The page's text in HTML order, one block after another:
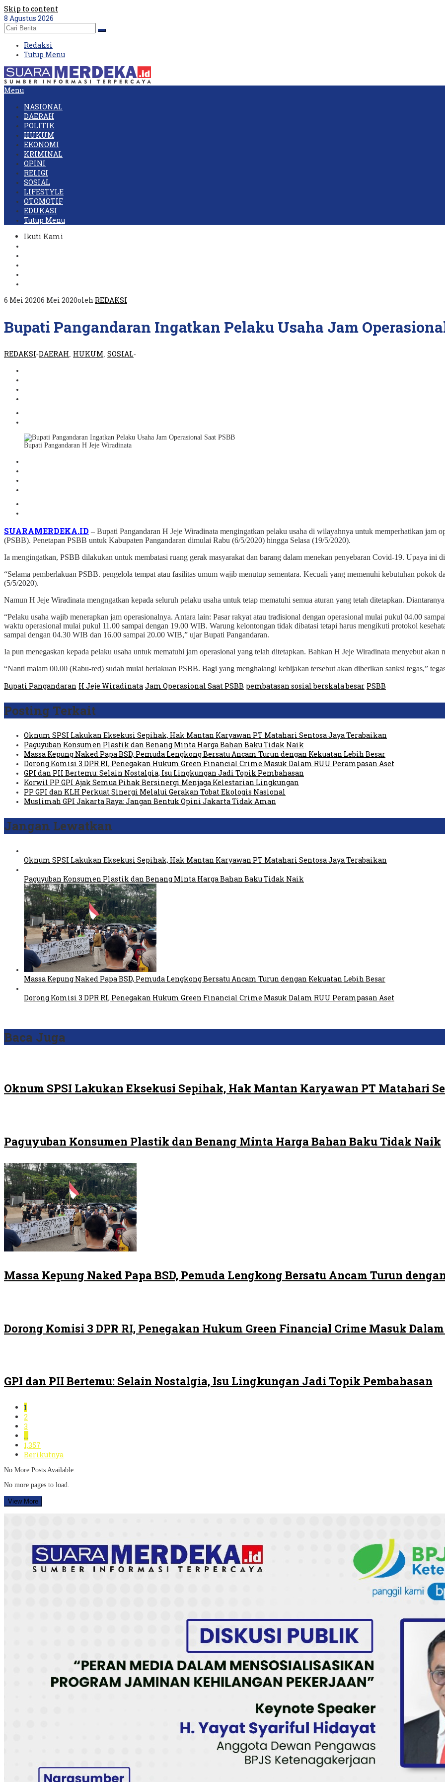
Skip to content
8 Agustus 2026
Redaksi
Tutup Menu
Menu
NASIONAL
DAERAH
POLITIK
HUKUM
EKONOMI
KRIMINAL
OPINI
RELIGI
SOSIAL
LIFESTYLE
OTOMOTIF
EDUKASI
Tutup Menu
Ikuti Kami
6 Mei 20206 Mei 2020oleh REDAKSI
Bupati Pangandaran Ingatkan Pelaku Usaha Jam
REDAKSI-DAERAH HUKUM SOSIAL-
Bupati Pangandaran H Jeje Wiradinata
SUARAMERDEKA.ID – Bupati Pangandaran H Jeje Wiradinata mengingatkan pelaku usaha di wilayahnya untuk memperhatikan jam
(PSBB). Penetapan PSBB untuk Kabupaten Pangandaran dimulai Rabu (6/5/2020) hingga Selasa (19/5/2020).
Ia mengingatkan, PSBB dilakukan untuk membatasi ruang gerak masyarakat dan barang dalam menekan penyebaran Covid-19. Upaya ini
“Selama pemberlakuan PSBB. pengelola tempat atau fasilitas umum wajib menutup sementara. Kecuali yang memenuhi kebutuhan pokok
(5/5/2020).
Namun H Jeje Wiradinata mengngatkan kepada seluruh pelaku usaha untuk tetap mematuhi semua aturan yang tetah ditetapkan.
“Pelaku usaha wajib menerapkan jam operasionalnya. Antara lain: Pasar rakyat atau tradisional dengan operasional mulai pukul 04.00
waktu operasional mulai pukul 11.00 sampai dengan 19.00 WIB. Warung kelontongan tidak dibatasi tetapi harus mengikuti protokol
sampai dengan 04.30 WIB dan 16.00 sampai 20.00 WIB,” ujar Bupati Pangandaran.
Ia pun menegaskan kepada pelaku usaha untuk mematuhi jam operasional yang telah ditetapkan. Bahkan H Jeje Wiradinata menyebut akan
“Nanti malam 00.00 (Rabu-red) sudah mulai berlakuan PSBB. Bagi yang menghalangi kebijakan tersebut akan diberikan sanksi tegas,”
Bupati Pangandaran H Jeje Wiradinata Jam Operasional Saat PSBB pembatasan sosial berskala besar PSBB
Posting Terkait
Oknum SPSI Lakukan Eksekusi Sepihak, Hak Mantan Karyawan PT Matahari Sentosa Jaya Terabaikan
Paguyuban Konsumen Plastik dan Benang Minta Harga Bahan Baku Tidak Naik
Massa Kepung Naked Papa BSD, Pemuda Lengkong Bersatu Ancam Turun dengan Kekuatan Lebih Besar
Dorong Komisi 3 DPR RI, Penegakan Hukum Green Financial Crime Masuk Dalam RUU Perampasan Aset
GPI dan PII Bertemu: Selain Nostalgia, Isu Lingkungan Jadi Topik Pembahasan
Korwil PP GPI Ajak Semua Pihak Bersinergi Menjaga Kelestarian Lingkungan
PP GPI dan KLH Perkuat Sinergi Melalui Gerakan Tobat Ekologis Nasional
Muslimah GPI Jakarta Raya: Jangan Bentuk Opini Jakarta Tidak Aman
Jangan Lewatkan
Oknum SPSI Lakukan Eksekusi Sepihak, Hak Mantan Karyawan PT Matahari Sentosa Jaya Terabaikan
Paguyuban Konsumen Plastik dan Benang Minta Harga Bahan Baku Tidak Naik
Massa Kepung Naked Papa BSD, Pemuda Lengkong Bersatu Ancam Turun dengan Kekuatan Lebih Besar
Dorong Komisi 3 DPR RI, Penegakan Hukum Green Financial Crime Masuk Dalam RUU Perampasan Aset
Baca Juga
Oknum SPSI Lakukan Eksekusi Sepihak, Hak Mantan Karyawan PT Matahari
Paguyuban Konsumen Plastik dan Benang Minta Harga Bahan Baku Tidak Naik
Massa Kepung Naked Papa BSD, Pemuda Lengkong Bersatu Ancam Turun
Dorong Komisi 3 DPR RI, Penegakan Hukum Green Financial Crime Masuk
GPI dan PII Bertemu: Selain Nostalgia, Isu Lingkungan Jadi Topik Pembahasan
1
2
3
…
1,357
Berikutnya
No More Posts Available.
No more pages to load.
View More